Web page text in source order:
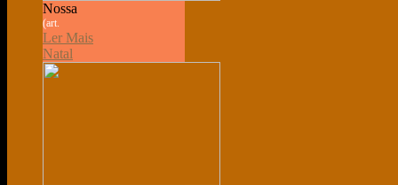
Nossa
(art.
Ler Mais
Natal